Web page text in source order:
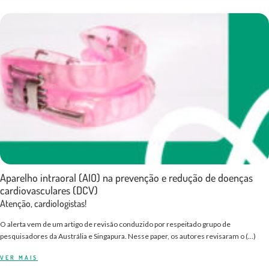
Aparelho intraoral (AIO) na prevenção e redução de doenças
cardiovasculares (DCV)
Atenção, cardiologistas!
O alerta vem de um artigo de revisão conduzido por respeitado grupo de
pesquisadores da Austrália e Singapura. Nesse paper, os autores revisaram o (…)
VER MAIS